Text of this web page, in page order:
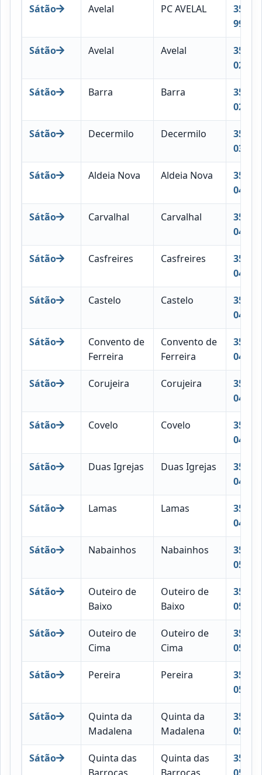
Sátão Avelal PC AVELAL
3560-
998
Sátão Avelal Avelal
3560-
020
Sátão Barra Barra
3560-
021
Sátão Decermilo Decermilo
3560-
030
Sátão Aldeia Nova Aldeia Nova
3560-
041
Sátão Carvalhal Carvalhal
3560-
042
Sátão Casfreires Casfreires
3560-
043
Sátão Castelo Castelo
3560-
044
Sátão
Convento de
Ferreira
Convento de
Ferreira
3560-
045
Sátão Corujeira Corujeira
3560-
046
Sátão Covelo Covelo
3560-
047
Sátão Duas Igrejas Duas Igrejas
3560-
048
Sátão Lamas Lamas
3560-
049
Sátão Nabainhos Nabainhos
3560-
050
Sátão
Outeiro de
Baixo
Outeiro de
Baixo
3560-
051
Sátão
Outeiro de
Cima
Outeiro de
Cima
3560-
052
Sátão Pereira Pereira
3560-
053
Sátão
Quinta da
Madalena
Quinta da
Madalena
3560-
054
Sátão
Quinta das
Quinta das
3560-